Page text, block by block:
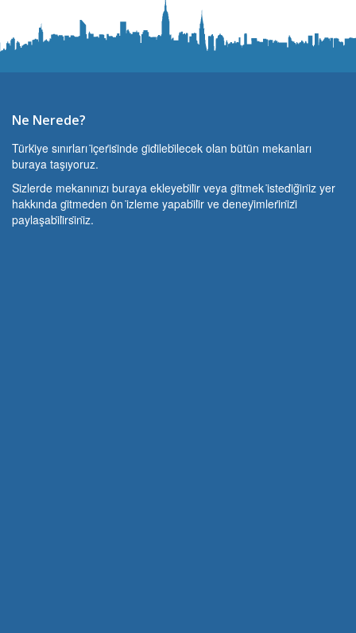
Ne Nerede?
Türki̇ye sınırları i̇çeri̇si̇nde gi̇di̇lebi̇lecek olan bütün mekanları
buraya taşıyoruz.
Si̇zlerde mekanınızı buraya ekleyebi̇li̇r veya gi̇tmek i̇stedi̇ği̇ni̇z yer
hakkında gi̇tmeden ön i̇zleme yapabi̇li̇r ve deneyi̇mleri̇ni̇zi̇
paylaşabi̇li̇rsi̇ni̇z.